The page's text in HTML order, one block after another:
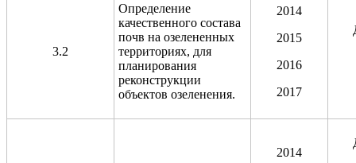
3.2
Определение
качественного состава
почв на озелененных
территориях, для
планирования
реконструкции
объектов озеленения.
2014
2015
2016
2017
2014